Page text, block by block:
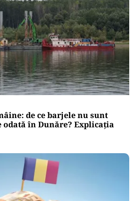
de suspendare. Deocamdată,
dormi liniștit